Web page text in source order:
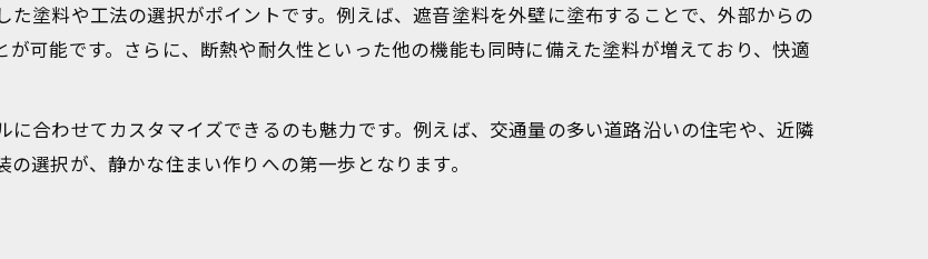
外壁防音リフォームで騒音ストレスを軽減
遮音性を高める外壁塗装の施工ポイント
外壁塗装と内窓設置の併用で静音効果を実現
ナ塗料を用いた外壁防音の工夫
塗料や工法の選択がポイントです。例えば、遮音塗料を外壁に塗布することで、外部からの
可能です。さらに、断熱や耐久性といった他の機能も同時に備えた塗料が増えており、快適
合わせてカスタマイズできるのも魅力です。例えば、交通量の多い道路沿いの住宅や、近隣
選択が、静かな住まい作りへの第一歩となります。